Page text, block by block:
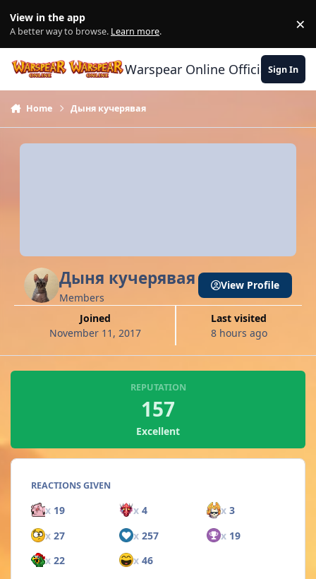
View in the app
A better way to browse. Learn more. ×
Warspear Online Official Forum
Sign In
Home Дыня кучерявая
Дыня кучерявая
Members
Joined
November 11, 2017
Last visited
8 hours ago
View Profile
REPUTATION
157
Excellent
REACTIONS GIVEN
x 19 x4 x 3
x 27 x257 x 19
x 22 x46